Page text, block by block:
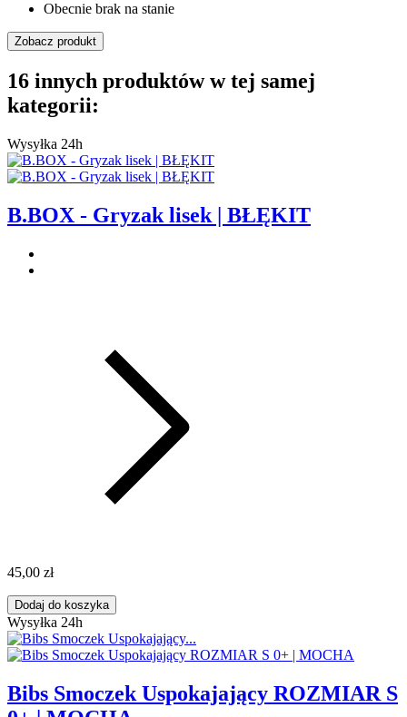
Obecnie brak na stanie
Zobacz produkt
16 innych produktów w tej samej
kategorii:
Wysyłka 24h
B.BOX - Gryzak lisek | BŁĘKIT
45,00 zł
Dodaj do koszyka
Wysyłka 24h
Bibs Smoczek Uspokajający ROZMIAR S